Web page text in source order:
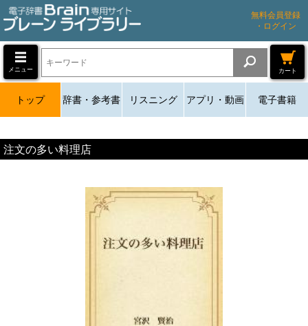
無料会員登録
・ログイン
メニュー カート
トップ 辞書・参考書 リスニング アプリ・動画 電子書籍
注文の多い料理店